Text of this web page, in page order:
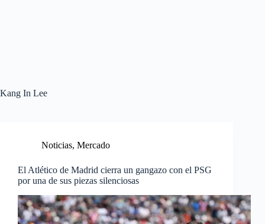
Kang In Lee
Noticias, Mercado
El Atlético de Madrid cierra un gangazo con el PSG
por una de sus piezas silenciosas